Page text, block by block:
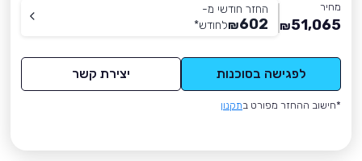
מחיר
51,065
₪
החזר חודשי מ-
602
₪לחודש*
לפגישה בסוכנות יצירת קשר
*חישוב ההחזר מפורט בתקנון